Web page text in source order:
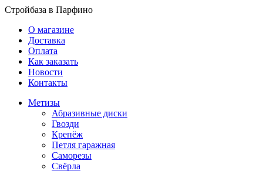
Стройбаза в Парфино
О магазине
Доставка
Оплата
Как заказать
Новости
Контакты
Метизы
Абразивные диски
Гвозди
Крепёж
Петля гаражная
Саморезы
Свёрла